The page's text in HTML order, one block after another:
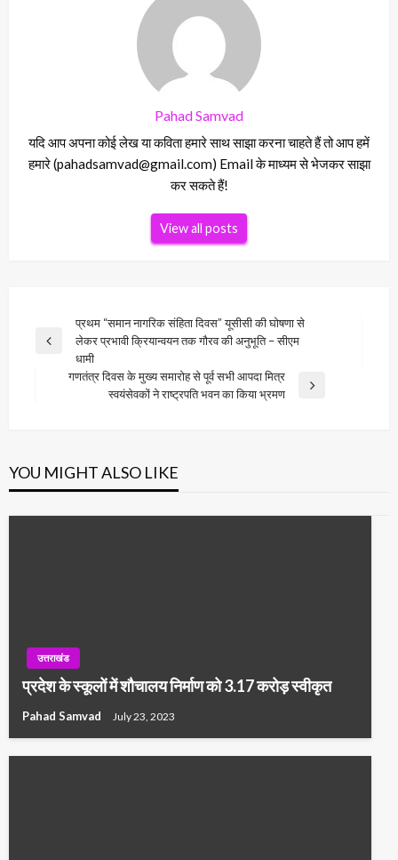
Pahad Samvad
यदि आप अपना कोई लेख या कविता हमारे साथ साझा करना चाहते हैं तो आप हमें
हमारे (pahadsamvad@gmail.com) Email के माध्यम से भेजकर साझा
कर सकते हैं!
View all posts
navigation
Previous
प्रथम “समान नागरिक संहिता दिवस” यूसीसी की घोषणा से
लेकर प्रभावी क्रियान्वयन तक गौरव की अनुभूति – सीएम
धामी
गणतंत्र दिवस के मुख्य समारोह से पूर्व सभी आपदा मित्र
स्वयंसेवकों ने राष्ट्रपति भवन का किया भ्रमण
YOU MIGHT ALSO LIKE
उत्तराखंड
प्रदेश के स्कूलों में शौचालय निर्माण को 3.17 करोड़ स्वीकृत
Pahad Samvad July 23, 2023